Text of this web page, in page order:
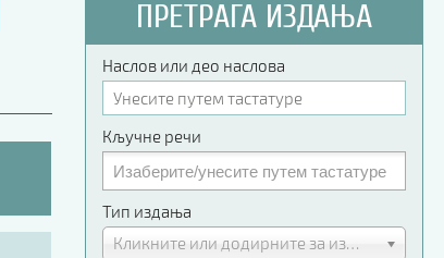
ПРЕТРАГА ИЗДАЊА
Наслов или део наслова
Кључне речи
Тип издања
Кликните или додирните за избор